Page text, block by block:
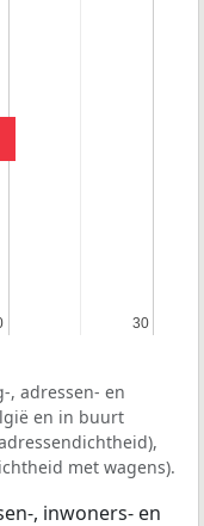
30
30
, adressen- en
en in buurt
met wagens).
, inwoners- en